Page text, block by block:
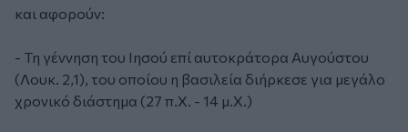
και αφορούν:
- Τη γέννηση του Ιησού επί αυτοκράτορα Αυγούστου
(Λουκ. 2,1), του οποίου η βασιλεία διήρκεσε για μεγάλο
χρονικό διάστημα (27 π.Χ. - 14 μ.Χ.)